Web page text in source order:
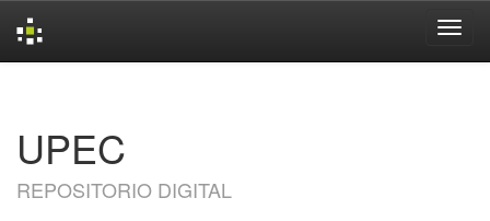
UPEC
REPOSITORIO DIGITAL